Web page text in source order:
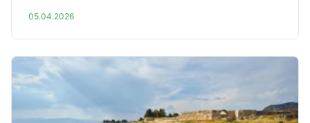
05.04.2026